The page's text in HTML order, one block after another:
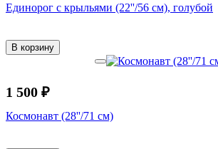
Единорог с крыльями (22''/56 см), голубой
В корзину
1 500 ₽
Космонавт (28''/71 см)